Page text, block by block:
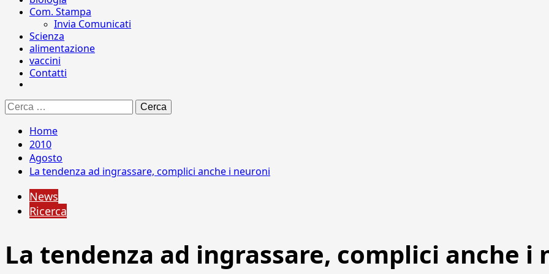
Com. Stampa
Invia Comunicati
Scienza
alimentazione
vaccini
Contatti
Ricerca
per:
Home
2010
Agosto
La tendenza ad ingrassare, complici anche i neuroni
News
Ricerca
La tendenza ad ingrassare, complici anche i